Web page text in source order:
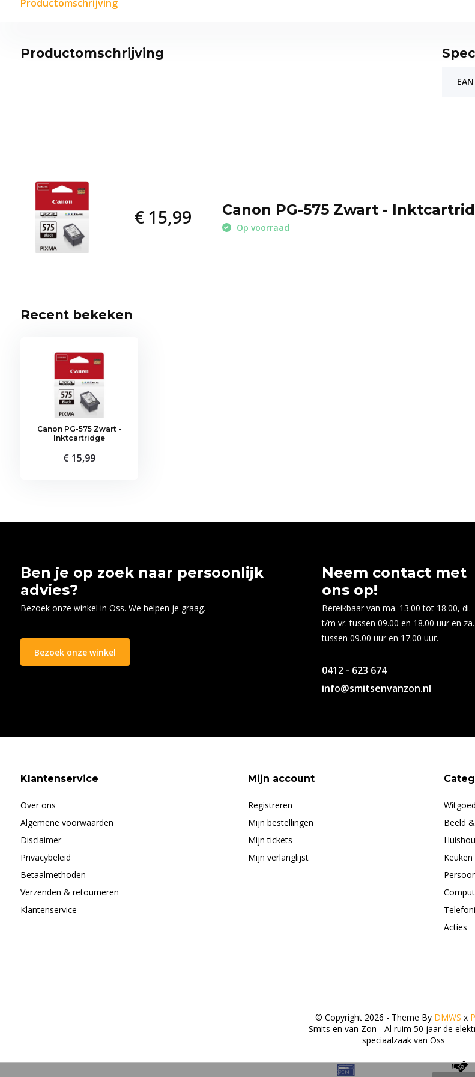
Productomschrijving
Productomschrijving
EAN
€ 15,99 Canon PG-575 Zwart -
Op voorraad
Recent bekeken
Canon PG-575 Zwart -
Inktcartridge
€ 15,99
Ben je op zoek naar persoonlijk
advies?
Bezoek onze winkel in Oss. We helpen je graag.
Bezoek onze winkel
Neem contact met
ons op!
Bereikbaar van ma. 13.00 tot 18.00, di.
t/m vr. tussen 09.00 en 18.00 uur en za.
tussen 09.00 uur en 17.00 uur.
0412 - 623 674
info@smitsenvanzon.nl
Klantenservice
Over ons
Algemene voorwaarden
Disclaimer
Privacybeleid
Betaalmethoden
Verzenden & retourneren
Klantenservice
Mijn account
Registreren
Mijn bestellingen
Mijn tickets
Mijn verlanglijst
Witgoed
Beeld
Keuken
Acties
© Copyright 2026 - Theme By DMWS x
Smits en van Zon - Al ruim 50 jaar de
speciaalzaak van Oss